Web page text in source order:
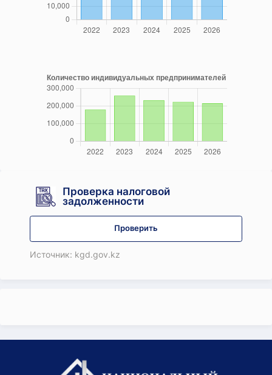
Проверка налоговой
задолженности
Проверить
Источник: kgd.gov.kz